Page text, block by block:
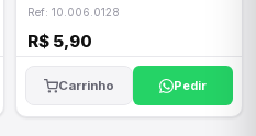
Ref: 10.006.0128
R$ 5,90
Carrinho Pedir